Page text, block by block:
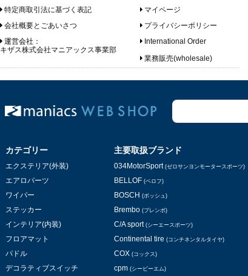
特定商取引法に基づく表記
マイページ
会社概要とごあいさつ
プライバシーポリシー
運営会社：
キザス株式会社マニアックス事業部
International Order
業務販売(wholesale)
カテゴリー
エクステリア(外装)
エアロパーツ
ワイパー
ステッカー
インテリア(内装)
フロアマット
パドル
デコラティブスイッチ
主要取扱ブランド
034MotorSport (ゼロサンヨンモータースポーツ)
BELLOF (ベロフ)
BOSCH (ボッシュ)
Brembo (ブレンボ)
C/A sport (シーエースポーツ)
Continental tire (コンチネンタルタイヤ)
COX (コックス)
cpm (シービーエム)